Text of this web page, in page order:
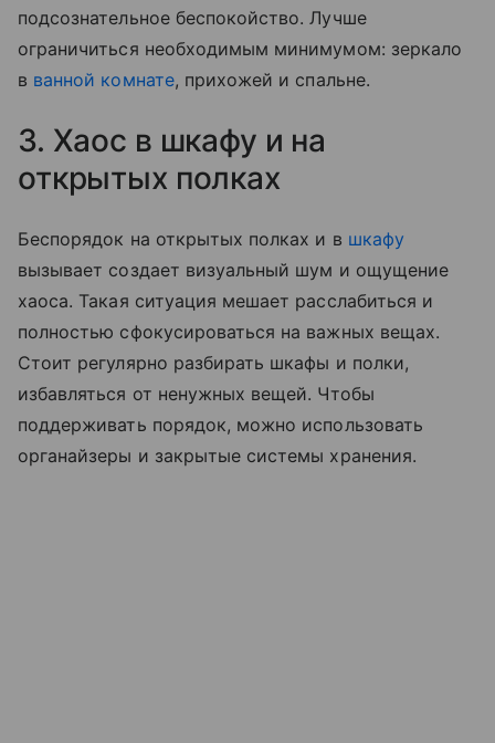
подсознательное беспокойство. Лучше
ограничиться необходимым минимумом: зеркало
в ванной комнате, прихожей и спальне.
3. Хаос в шкафу и на
открытых полках
Беспорядок на открытых полках и в шкафу
вызывает создает визуальный шум и ощущение
хаоса. Такая ситуация мешает расслабиться и
полностью сфокусироваться на важных вещах.
Стоит регулярно разбирать шкафы и полки,
избавляться от ненужных вещей. Чтобы
поддерживать порядок, можно использовать
органайзеры и закрытые системы хранения.